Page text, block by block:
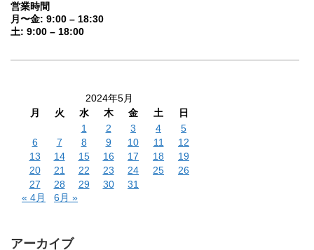
営業時間
月〜金: 9:00 – 18:30
土: 9:00 – 18:00
2024年5月
月
火 水 木 金 土
日
1
2 3 4
5
6
7 8 9 10 11
12
13
14 15 16 17 18
19
20
21 22 23 24 25
26
27
28 29 30
31
« 4月
6月 »
アーカイブ